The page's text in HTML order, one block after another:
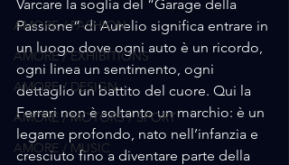
AMORE / FASHION
AMORE / EXHIBITIONS
AMORE / DESIGN
AMORE / MOTORS / SPORT
AMORE / MUSIC
Varcare la soglia del “Garage della
Passione” di Aurelio significa entrare in
un luogo dove ogni auto è un ricordo,
ogni linea un sentimento, ogni
dettaglio un battito del cuore. Qui la
Ferrari non è soltanto un marchio: è un
legame profondo, nato nell’infanzia e
cresciuto fino a diventare parte della